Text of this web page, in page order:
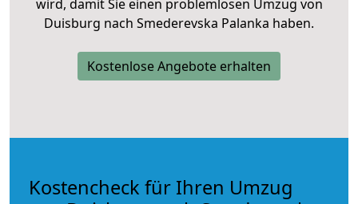
wird, damit Sie einen problemlosen Umzug von
Duisburg nach Smederevska Palanka haben.
Kostenlose Angebote erhalten
Kostencheck für Ihren Umzug